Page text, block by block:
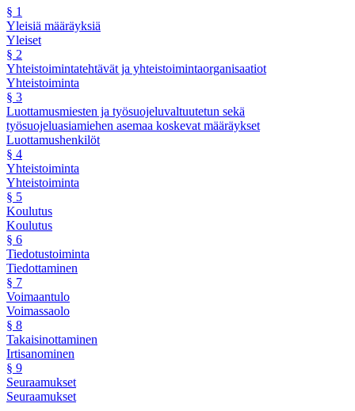
§ 1
Yleisiä määräyksiä
Yleiset
§ 2
Yhteistoimintatehtävät ja yhteistoimintaorganisaatiot
Yhteistoiminta
§ 3
Luottamusmiesten ja työsuojeluvaltuutetun sekä
työsuojeluasiamiehen asemaa koskevat määräykset
Luottamushenkilöt
§ 4
Yhteistoiminta
Yhteistoiminta
§ 5
Koulutus
Koulutus
§ 6
Tiedotustoiminta
Tiedottaminen
§ 7
Voimaantulo
Voimassaolo
§ 8
Takaisinottaminen
Irtisanominen
§ 9
Seuraamukset
Seuraamukset